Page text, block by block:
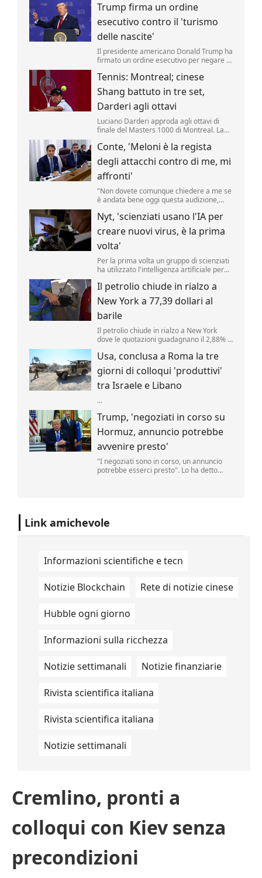
riporta una fonte militare.
Trump firma un ordine
esecutivo contro il 'turismo
delle nascite'
Il presidente americano Donald Trump ha
firmato un ordine esecutivo per negare la
Uniti nell'ambito del cosiddetto 'turismo
delle nascite'. Lo ha annunciato il tycoon,
incontrando i media nello Studio Ovale. .
Tennis: Montreal; cinese
Shang battuto in tre set,
Darderi agli ottavi
Luciano Darderi approda agli ottavi di
finale del Masters 1000 di Montreal. La
superato in rimonta il cinese Shang
Juncheng, n.
Conte, 'Meloni è la regista
degli attacchi contro di me, mi
affronti'
"Non dovete comunque chiedere a me se
è andata bene oggi questa audizione,
soddisfatta, perché lei è la regista di tutto
Nyt, 'scienziati usano l'IA per
creare nuovi virus, è la prima
volta'
Per la prima volta un gruppo di scienziati
ha utilizzato l'intelligenza artificiale per
speranze di progressi in campo medico
ma sollevando al contempo la
preoccupante possibilità che, un giorno,
tale tecnologia poss...
Il petrolio chiude in rialzo a
New York a 77,39 dollari al
barile
Il petrolio chiude in rialzo a New York
dove le quotazioni guadagnano il 2,88% a
Usa, conclusa a Roma la tre
giorni di colloqui 'produttivi'
tra Israele e Libano
...
Trump, 'negoziati in corso su
Hormuz, annuncio potrebbe
avvenire presto'
"I negoziati sono in corso, un annuncio
potrebbe esserci presto". Lo ha detto
Link amichevole
Informazioni scientifiche e tecn
Notizie Blockchain Rete di notizie cinese
Hubble ogni giorno
Informazioni sulla ricchezza
Notizie settimanali Notizie finanziarie
Rivista scientifica italiana
Rivista scientifica italiana
Notizie settimanali
Cremlino, pronti a
colloqui con Kiev senza
precondizioni